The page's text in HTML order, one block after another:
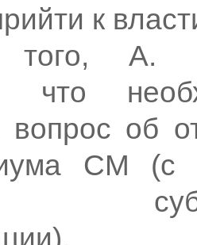
к
того, А.
что
об
СМ (с